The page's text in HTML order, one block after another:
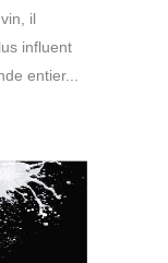
il
influent
entier...